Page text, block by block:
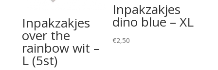
Inpakzakjes
over the
rainbow wit –
L (5st)
Inpakzakjes
dino blue – XL
€2,50